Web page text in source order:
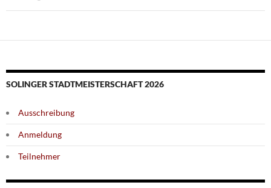
SOLINGER STADTMEISTERSCHAFT 2026
Ausschreibung
Anmeldung
Teilnehmer